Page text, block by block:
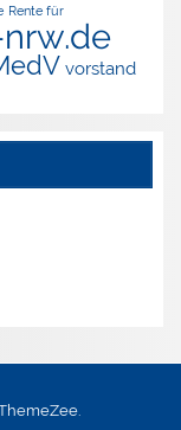
Rente für
vorstand